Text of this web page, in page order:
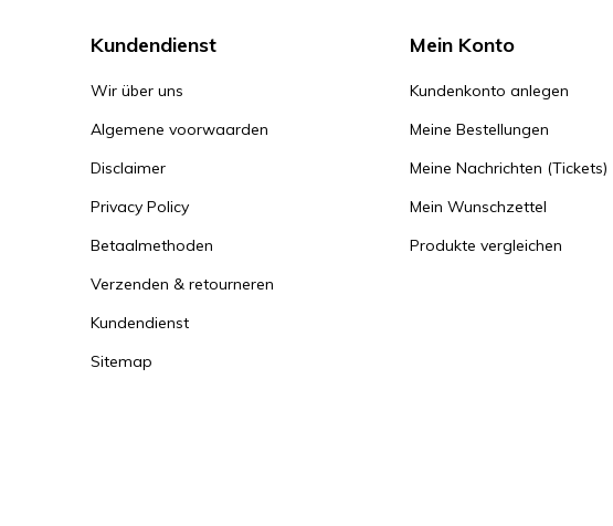
Kundendienst
Wir über uns
Algemene voorwaarden
Disclaimer
Privacy Policy
Betaalmethoden
Verzenden & retourneren
Kundendienst
Sitemap
Mein Konto
Kundenkonto anlegen
Meine Bestellungen
Meine Nachrichten (Tickets)
Mein Wunschzettel
Produkte vergleichen